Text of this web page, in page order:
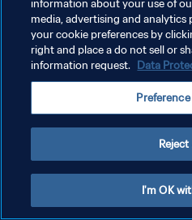
プライバシーポリシー
サービス利用規約
クッキー設定の管理
information about your use of
media, advertising and analytics
your cookie preferences by
right and place a do not sell or
information request. Data
Reject
I'm OK